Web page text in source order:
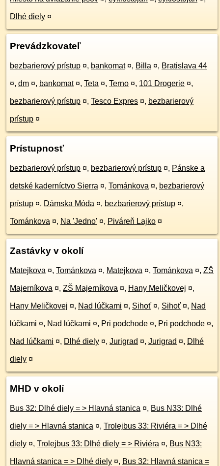
Dlhé diely ¤
Prevádzkovateľ
bezbarierový prístup ¤, bankomat ¤, Billa ¤, Bratislava 44
¤, dm ¤, bankomat ¤, Teta ¤, Terno ¤, 101 Drogerie ¤,
bezbarierový prístup ¤, Tesco Expres ¤, bezbarierový
prístup ¤
Prístupnosť
bezbarierový prístup ¤, bezbarierový prístup ¤, Pánske a
detské kaderníctvo Sierra ¤, Tománkova ¤, bezbarierový
prístup ¤, Dámska Móda ¤, bezbarierový prístup ¤,
Tománkova ¤, Na 'Jedno' ¤, Piváreň Lajko ¤
Zastávky v okolí
Matejkova ¤, Tománkova ¤, Matejkova ¤, Tománkova ¤, ZŠ
Majerníkova ¤, ZŠ Majerníkova ¤, Hany Meličkovej ¤,
Hany Meličkovej ¤, Nad lúčkami ¤, Sihoť ¤, Sihoť ¤, Nad
lúčkami ¤, Nad lúčkami ¤, Pri podchode ¤, Pri podchode ¤,
Nad lúčkami ¤, Dlhé diely ¤, Jurigrad ¤, Jurigrad ¤, Dlhé
diely ¤
MHD v okolí
Bus 32: Dlhé diely = > Hlavná stanica ¤, Bus N33: Dlhé
diely = > Hlavná stanica ¤, Trolejbus 33: Riviéra = > Dlhé
diely ¤, Trolejbus 33: Dlhé diely = > Riviéra ¤, Bus N33:
Hlavná stanica = > Dlhé diely ¤, Bus 32: Hlavná stanica =